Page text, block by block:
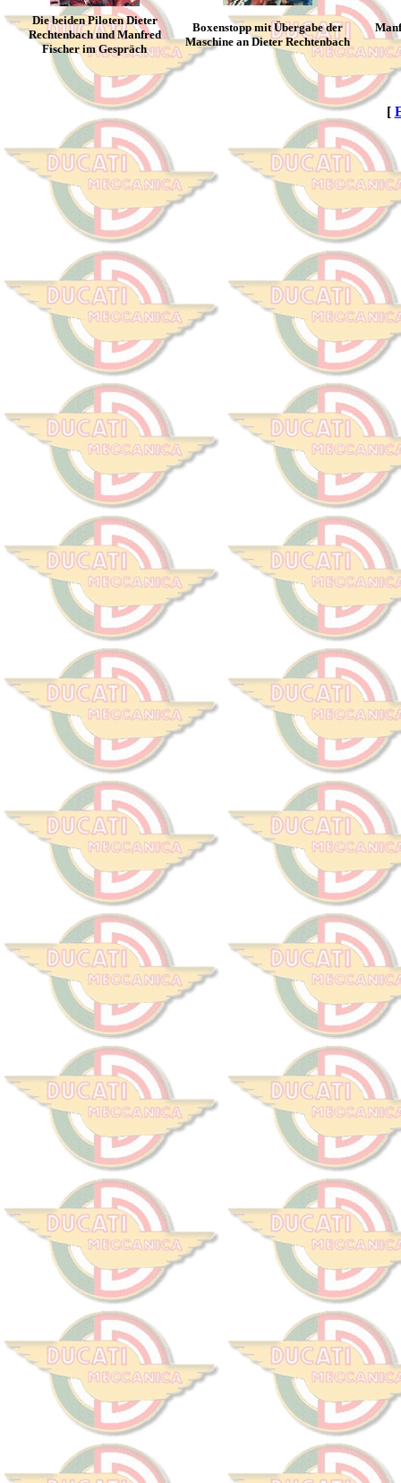
Die beiden Piloten Dieter
Rechtenbach und Manfred
Fischer im Gespräch
Boxenstopp mit Übergabe der
Maschine an Dieter Rechtenbach
[